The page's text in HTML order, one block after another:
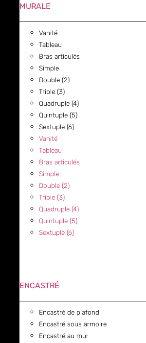
MURALE
Vanité
Tableau
Bras articulés
Simple
Double (2)
Triple (3)
Quadruple (4)
Quintuple (5)
Sextuple (6)
Vanité
Tableau
Bras articulés
Simple
Double (2)
Triple (3)
Quadruple (4)
Quintuple (5)
Sextuple (6)
ENCASTRÉ
Encastré de plafond
Encastré sous armoire
Encastré au mur